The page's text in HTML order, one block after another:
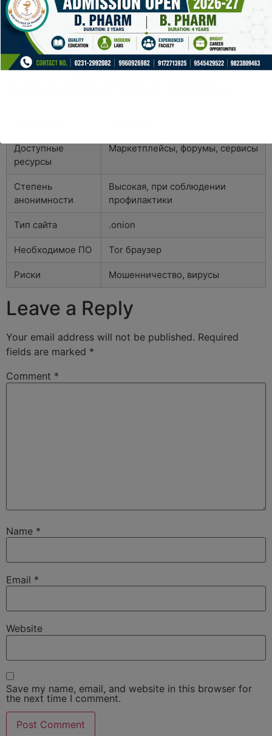
Всегда проверять ссылки перед кликом.
Избегать взаимодействия с подозрительными
пользователями.
Таблица: Основные
Доступные
ресурсы
Маркетплейсы, форумы, сервисы
Степень
анонимности
Высокая, при соблюдении
профилактики
Тип сайта .onion
Необходимое ПО Tor браузер
Риски Мошенничество, вирусы
Leave a Reply
Your email address will not be published. Required
fields are marked *
Comment *
Name *
Email *
Website
Save my name, email, and website in this browser for
the next time I comment.